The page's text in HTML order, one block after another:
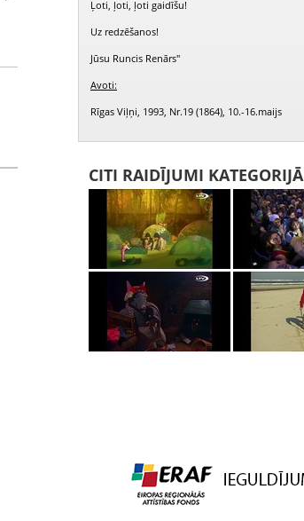
Reiz runcis Renārs (1994-12-05)
Ļoti, ļoti, ļoti gaidīšu!
Uz redzēšanos!
Jūsu Runcis Renārs"
Avoti:
Rīgas Viļņi, 1993, Nr.19 (1864), 10.-16.maijs
CITI RAIDĪJUMI KATEGORIJĀ